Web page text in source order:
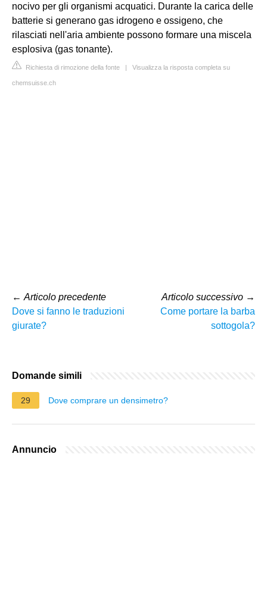
nocivo per gli organismi acquatici. Durante la carica delle
batterie si generano gas idrogeno e ossigeno, che
rilasciati nell'aria ambiente possono formare una miscela
esplosiva (gas tonante).
Richiesta di rimozione della fonte | Visualizza la risposta completa su
chemsuisse.ch
← Articolo precedente
Dove si fanno le traduzioni
giurate?
Articolo successivo →
Come portare la barba
sottogola?
Domande simili
29 Dove comprare un densimetro?
Annuncio